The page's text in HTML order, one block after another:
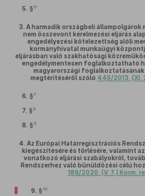
5. § 6
3. A harmadik országbeli
nem összevont kérelmezési eljárás
engedélyezési kötelezettség alóli
kormányhivatal munkaügyi
eljárásban való szakhatósági
engedélymentesen foglalkoztatható
magyarországi foglalkoztatásának
megtérítéséről szóló 445/2013. (XI.
6. §7
7. § 8
8. § 9
4. Az Európai Határregisztrációs
kiegészítésére és törlésére, valamint
vonatkozó eljárási szabályokról,
Rendszerhez való bűnüldözési célú
189/2020. (V. 7.) Korm.
9. § 10